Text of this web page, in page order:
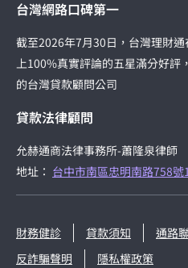
台灣網路口碑第一
截至2026年7月30日，台灣理財
上100%真實評論的五星滿分好評
的台灣貸款顧問公司
貸款法律顧問
允赫通商法律事務所-蕭隆泉律師
地址： 台中市南區忠明南路758號
財務健診 貸款須知 通路
反詐騙聲明
隱私權政策